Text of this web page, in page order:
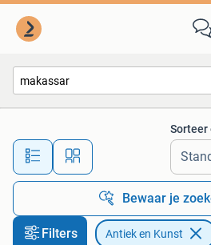
Alle afstanden…
Sorteer
Bewaar je
Filters Antiek en Kunst